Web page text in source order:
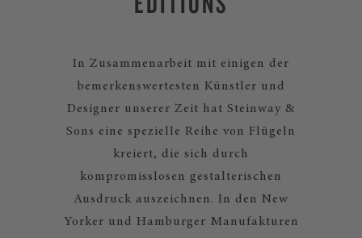
In Zusammenarbeit mit einigen der
bemerkenswertesten Künstler und
Designer unserer Zeit hat Steinway &
Sons eine spezielle Reihe von Flügeln
kreiert, die sich durch
kompromisslosen gestalterischen
Ausdruck auszeichnen. In den New
Yorker und Hamburger Manufakturen